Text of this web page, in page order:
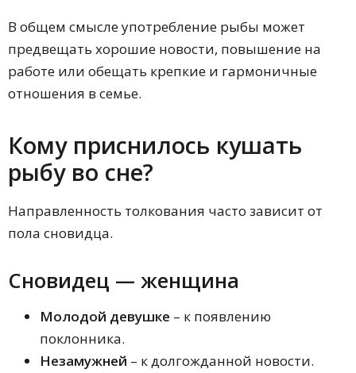
Сонник Велес
Сонник Екатерины Великой
Сонник целительницы Акулины
Универсальный сонник
Большой сонник Фебе
Снотолкователь 1829 года
Китайский сонник
Славянский сонник
Сонник Юноны
Семейный сонник
Любовный сонник
В общем смысле употребление рыбы может
предвещать хорошие новости, повышение на
работе или обещать крепкие и гармоничные
отношения в семье.
Кому приснилось кушать
рыбу во сне?
Направленность толкования часто зависит от
пола сновидца.
Сновидец — женщина
Молодой девушке – к появлению
поклонника.
Незамужней – к долгожданной новости.